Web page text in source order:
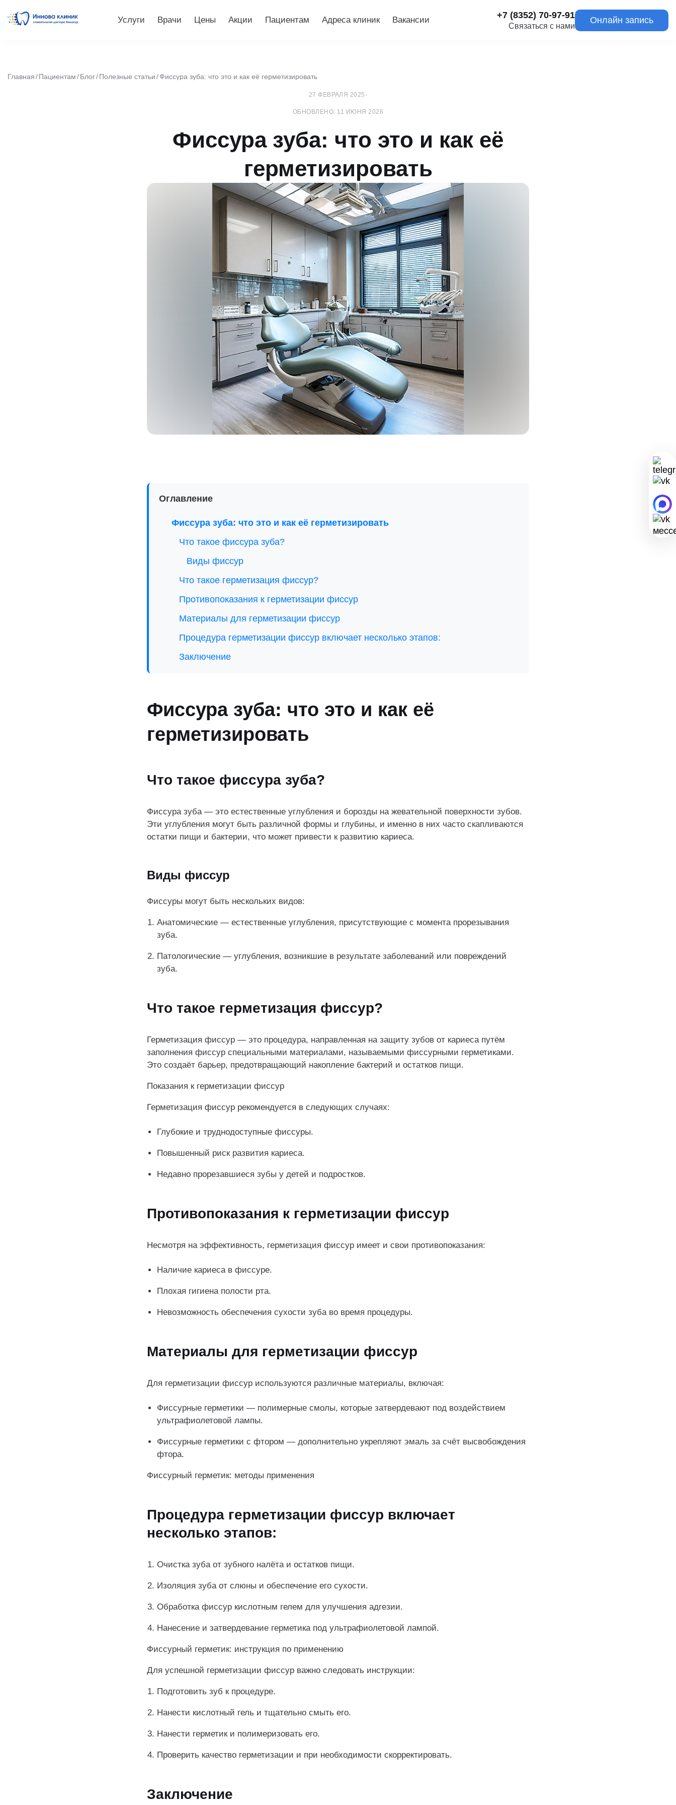
Услуги Врачи Цены Акции Пациентам Адреса клиник Вакансии +7 (8352) 70-97-91
Связаться с нами
Онлайн запись
Главная Пациентам Блог Полезные статьи Фиссура зуба: что это и как её герметизировать
27 ФЕВРАЛЯ 2025 ·
ОБНОВЛЕНО: 11 ИЮНЯ 2026
Фиссура зуба: что это и как её
герметизировать
Оглавление
Фиссура зуба: что это и как её герметизировать
Что такое фиссура зуба?
Виды фиссур
Что такое герметизация фиссур?
Противопоказания к герметизации фиссур
Материалы для герметизации фиссур
Процедура герметизации фиссур включает несколько этапов:
Заключение
Фиссура зуба: что это и как её
герметизировать
Что такое фиссура зуба?
Фиссура зуба — это естественные углубления и борозды на жевательной поверхности зубов.
Эти углубления могут быть различной формы и глубины, и именно в них часто скапливаются
остатки пищи и бактерии, что может привести к развитию кариеса.
Виды фиссур
Фиссуры могут быть нескольких видов:
Анатомические — естественные углубления, присутствующие с момента прорезывания
зуба.
Патологические — углубления, возникшие в результате заболеваний или повреждений
зуба.
Что такое герметизация фиссур?
Герметизация фиссур — это процедура, направленная на защиту зубов от кариеса путём
заполнения фиссур специальными материалами, называемыми фиссурными герметиками.
Это создаёт барьер, предотвращающий накопление бактерий и остатков пищи.
Показания к герметизации фиссур
Герметизация фиссур рекомендуется в следующих случаях:
Глубокие и труднодоступные фиссуры.
Повышенный риск развития кариеса.
Недавно прорезавшиеся зубы у детей и подростков.
Противопоказания к герметизации фиссур
Несмотря на эффективность, герметизация фиссур имеет и свои противопоказания:
Наличие кариеса в фиссуре.
Плохая гигиена полости рта.
Невозможность обеспечения сухости зуба во время процедуры.
Материалы для герметизации фиссур
Для герметизации фиссур используются различные материалы, включая:
Фиссурные герметики — полимерные смолы, которые затвердевают под воздействием
ультрафиолетовой лампы.
Фиссурные герметики с фтором — дополнительно укрепляют эмаль за счёт высвобождения
фтора.
Фиссурный герметик: методы применения
Процедура герметизации фиссур включает
несколько этапов:
Очистка зуба от зубного налёта и остатков пищи.
Изоляция зуба от слюны и обеспечение его сухости.
Обработка фиссур кислотным гелем для улучшения адгезии.
Нанесение и затвердевание герметика под ультрафиолетовой лампой.
Фиссурный герметик: инструкция по применению
Для успешной герметизации фиссур важно следовать инструкции:
Подготовить зуб к процедуре.
Нанести кислотный гель и тщательно смыть его.
Нанести герметик и полимеризовать его.
Проверить качество герметизации и при необходимости скорректировать.
Заключение